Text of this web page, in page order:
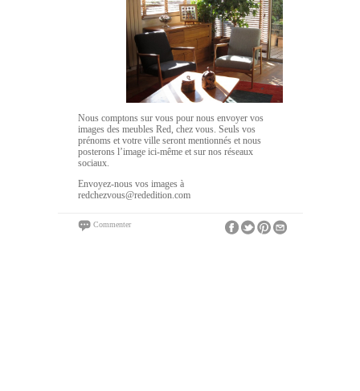
Nous comptons sur vous pour nous envoyer vos
images des meubles Red, chez vous. Seuls vos
prénoms et votre ville seront mentionnés et nous
posterons l’image ici-même et sur nos réseaux
sociaux.
Envoyez-nous vos images à
redchezvous@rededition.com
Commenter